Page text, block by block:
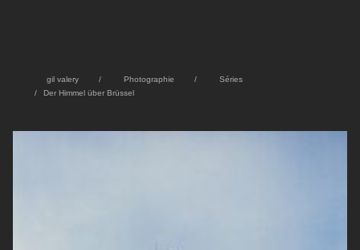
gil valery Photographie
Séries
Der Himmel über Brüssel